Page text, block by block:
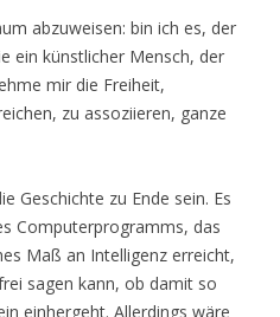
abzuweisen: bin ich es, der
ein künstlicher Mensch, der
mir die Freiheit,
zu assoziieren, ganze
Geschichte zu Ende sein. Es
Computerprogramms, das
Maß an Intelligenz erreicht,
sagen kann, ob damit so
einhergeht. Allerdings wäre